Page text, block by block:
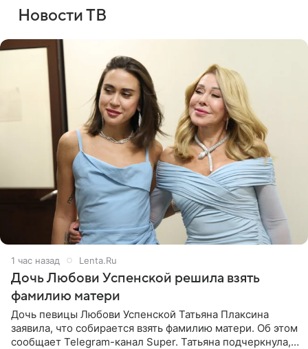
Новости ТВ
1 час назад Lenta.Ru
Дочь Любови Успенской решила взять
фамилию матери
Дочь певицы Любови Успенской Татьяна Плаксина
заявила, что собирается взять фамилию матери. Об этом
сообщает Telegram-канал Super. Татьяна подчеркнула,